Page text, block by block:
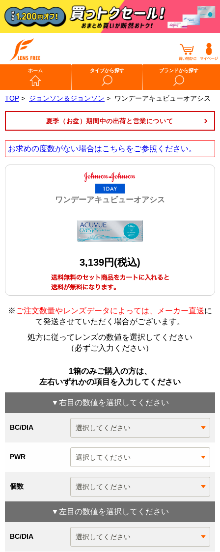
ホーム タイプから探す ブランドから探す
TOP > ジョンソン＆ジョンソン > ワンデーアキュビューオアシス
夏季（お盆）期間中の出荷と営業について
お求めの度数がない場合はこちら をご参照ください。
ワンデーアキュビューオアシス
3,139円(税込)
※ ご注文数量やレンズデータによっては、メーカー直送に
て発送させていただく場合がございます。
処方に従ってレンズの数値を選択してください
（必ずご入力ください）
1箱のみご購入の方は、
左右いずれかの項目を入力してください
▼右目 の数値を選択してください
BC/DIA
PWR
個数
▼ 左目 の数値を選択してください
BC/DIA